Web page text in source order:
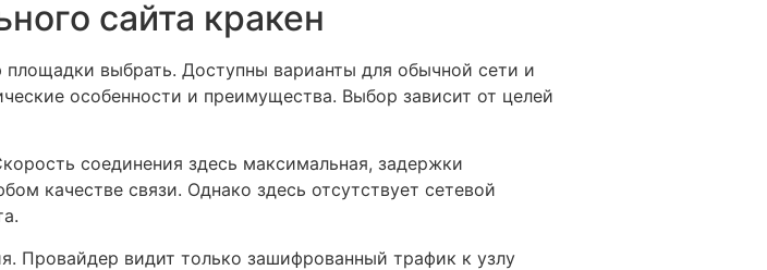
сайта кракен
выбрать. Доступны варианты для обычной сети и
особенности и преимущества. Выбор зависит от целей
соединения здесь максимальная, задержки
качестве связи. Однако здесь отсутствует сетевой
Провайдер видит только зашифрованный трафик к узлу